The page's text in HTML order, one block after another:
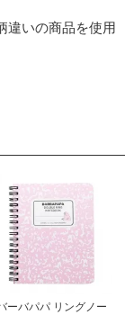
違いの商品を使用
ーバパパ リングノー